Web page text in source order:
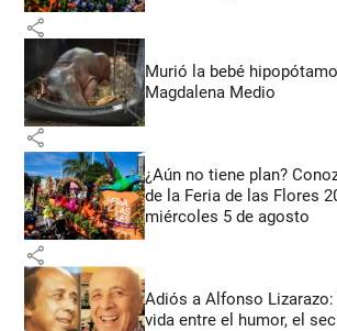
share
Murió la bebé
Magdalena Medio
share
¿Aún no tiene plan?
de la Feria de las Flores
miércoles 5 de agosto
share
Adiós a Alfonso
vida entre el humor, el